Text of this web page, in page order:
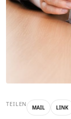
TEILEN MAIL LINK